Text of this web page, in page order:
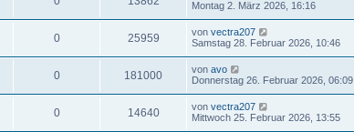
Montag 2. März 2026, 16:16
0 25959 von vectra207
Samstag 28. Februar 2026, 10:46
0 181000 von avo
Donnerstag 26. Februar 2026, 06:09
0 14640 von vectra207
Mittwoch 25. Februar 2026, 13:55